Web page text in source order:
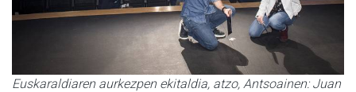
Euskaraldiaren aurkezpen ekitaldia, atzo, Antsoainen: Juan